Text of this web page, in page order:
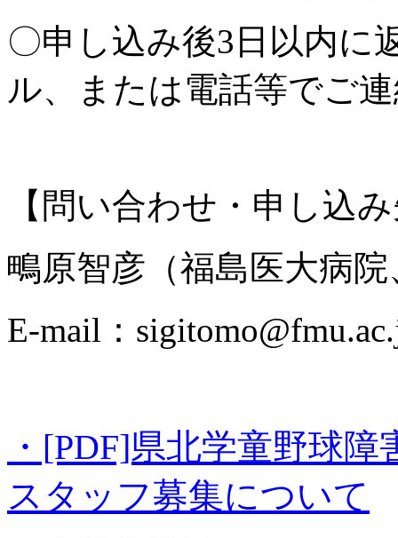
〇申し込み後3日以内に
ル、または電話等でご
【問い合わせ・申し込
鴫原智彦（福島医大病
E-mail：
・[PDF]県北学童野球
スタッフ募集について